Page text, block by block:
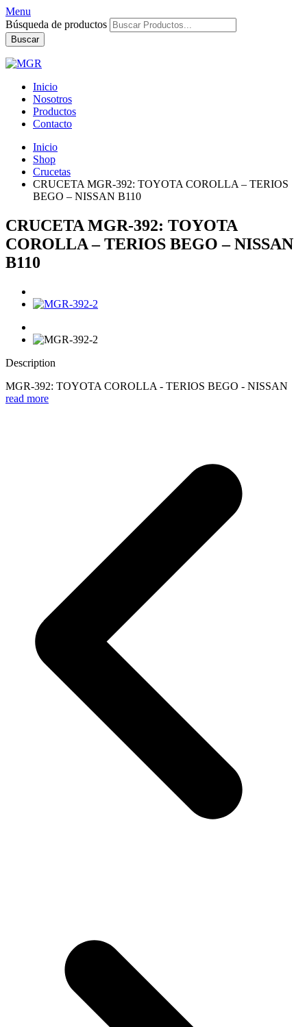
Menu
Búsqueda de productos
Buscar
Inicio
Nosotros
Productos
Contacto
Inicio
Shop
Crucetas
CRUCETA MGR-392: TOYOTA COROLLA – TERIOS
BEGO – NISSAN B110
CRUCETA MGR-392: TOYOTA
COROLLA – TERIOS BEGO – NISSAN
B110
Description
MGR-392: TOYOTA COROLLA - TERIOS BEGO - NISSAN
read more